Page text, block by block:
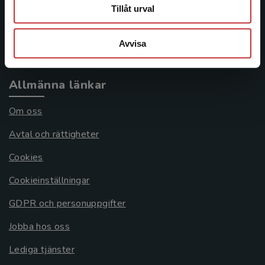
Tillåt urval
Avvisa
Köpvillkor
Allmänna länkar
Om oss
Avtal och rättigheter
Cookies
Cookieinställningar
GDPR och personuppgifter
Jobba hos oss
Lediga tjänster